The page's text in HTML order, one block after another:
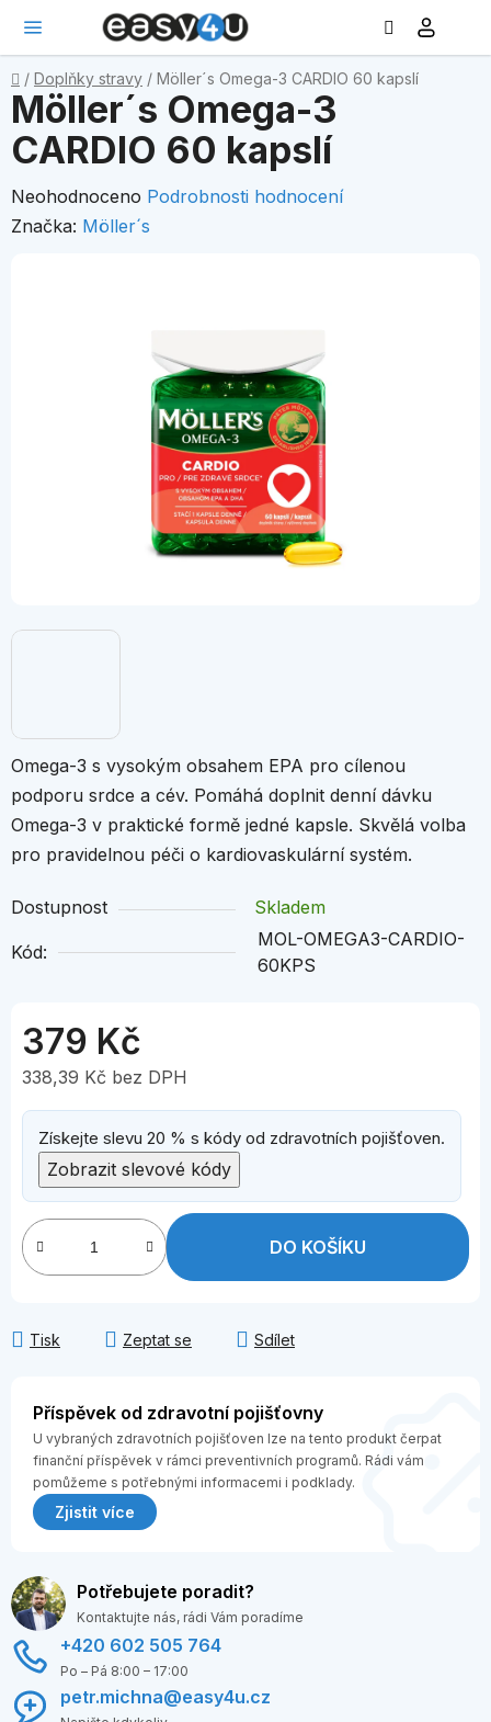
obsah
Domů
/ Doplňky stravy / Möller´s Omega-3 CARDIO 60 kapslí
Omega-3 s vysokým obsahem EPA pro cílenou
podporu srdce a cév. Pomáhá doplnit denní dávku
Omega-3 v praktické formě jedné kapsle. Skvělá volba
pro pravidelnou péči o kardiovaskulární systém.
Dostupnost Skladem
Kód:
MOL-OMEGA3-CARDIO-
60KPS
379 Kč
338,39 Kč bez DPH
Měrná cena:
Získejte slevu 20 % s kódy od zdravotních pojišťoven.
Zobrazit slevové kódy
DO KOŠÍKU
Tisk Zeptat se Sdílet
Příspěvek od zdravotní pojišťovny
U vybraných zdravotních pojišťoven lze na tento produkt čerpat
finanční příspěvek v rámci preventivních programů. Rádi vám
pomůžeme s potřebnými informacemi i podklady.
Zjistit více
Potřebujete poradit?
Kontaktujte nás, rádi Vám poradíme
+420 602 505 764
Po – Pá 8:00 – 17:00
petr.michna@easy4u.cz
Möller´s Omega-3
CARDIO 60 kapslí
Průměrné
hodnocení
Neohodnoceno Podrobnosti hodnocení
Značka: Möller´s